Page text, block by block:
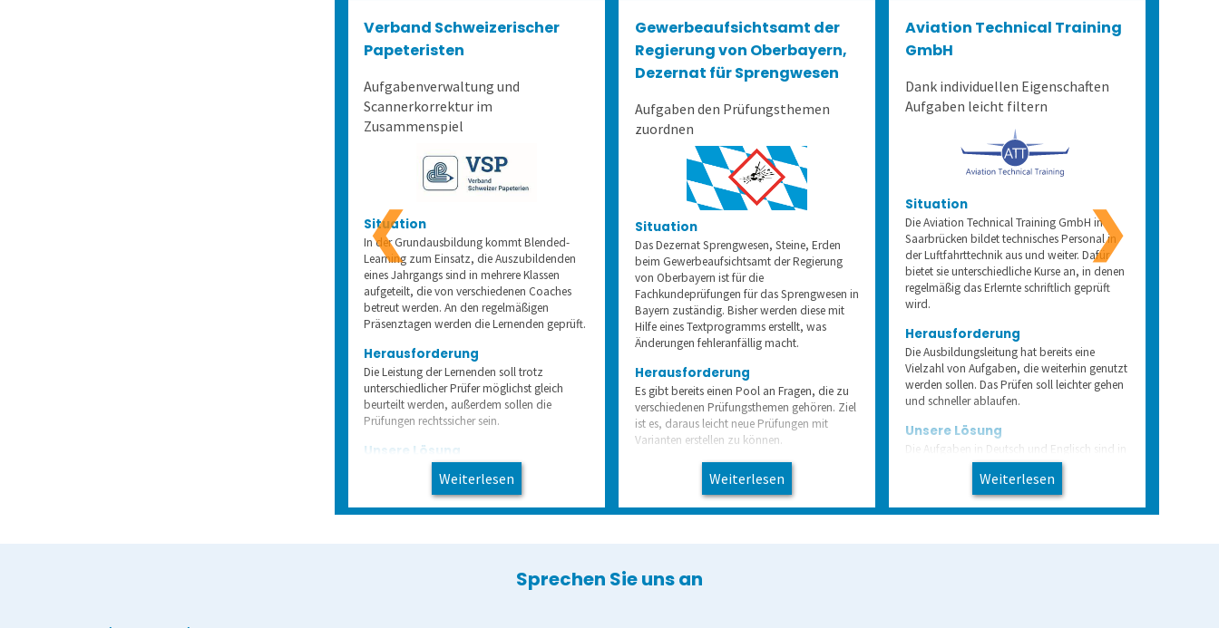
❮ ❯
Verband Schweizerischer
Papeteristen
Aufgabenverwaltung und
Scannerkorrektur im
Zusammenspiel
Situation
In der Grundausbildung kommt Blended-
Learning zum Einsatz, die Auszubildenden
eines Jahrgangs sind in mehrere Klassen
aufgeteilt, die von verschiedenen Coaches
betreut werden. An den regelmäßigen
Präsenztagen werden die Lernenden geprüft.
Herausforderung
Die Leistung der Lernenden soll trotz
unterschiedlicher Prüfer möglichst gleich
beurteilt werden, außerdem sollen die
Prüfungen rechtssicher sein.
Unsere Lösung
Die Aufgabenverwaltung und die
Scannerkorrektur kommen gemeinsam zum
Einsatz. Dank der Definition von Aufgaben
und richtigen Antworten sind die Prüfungen
Weiterlesen
Gewerbeaufsichtsamt der
Regierung von Oberbayern,
Dezernat für Sprengwesen
Aufgaben den Prüfungsthemen
zuordnen
Situation
Das Dezernat Sprengwesen, Steine, Erden
beim Gewerbeaufsichtsamt der Regierung
von Oberbayern ist für die
Fachkundeprüfungen für das Sprengwesen in
Bayern zuständig. Bisher werden diese mit
Hilfe eines Textprogramms erstellt, was
Änderungen fehleranfällig macht.
Herausforderung
Es gibt bereits einen Pool an Fragen, die zu
verschiedenen Prüfungsthemen gehören. Ziel
ist es, daraus leicht neue Prüfungen mit
Varianten erstellen zu können.
Mit der Aufgabenverwaltung lassen sich alle
bisherigen Fragen verwalten und je nach
Aufgaben in zufälliger Reihenfolge angezeigt
Weiterlesen
Aviation Technical Training
GmbH
Dank individuellen Eigenschaften
Aufgaben leicht filtern
Situation
Die Aviation Technical Training GmbH in
Saarbrücken bildet technisches Personal in
der Luftfahrttechnik aus und weiter. Dafür
bietet sie unterschiedliche Kurse an, in denen
regelmäßig das Erlernte schriftlich geprüft
wird.
Herausforderung
Die Ausbildungsleitung hat bereits eine
Vielzahl von Aufgaben, die weiterhin genutzt
werden sollen. Das Prüfen soll leichter gehen
und schneller ablaufen.
Unsere Lösung
Die Aufgaben in Deutsch und Englisch sind in
die Aufgabenverwaltung überführt worden.
Darin lassen sich die vielen Prüfungsfragen
kategorisieren, etwa nach Ausbildungsart
oder Modul, und damit filtern. Dank der
Weiterlesen
Sprechen Sie uns an